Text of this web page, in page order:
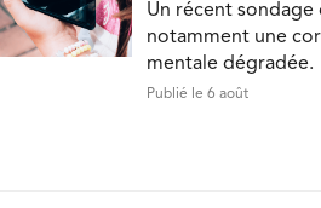
Un récent sondage
notamment une
mentale dégradée.
Publié le 6 août